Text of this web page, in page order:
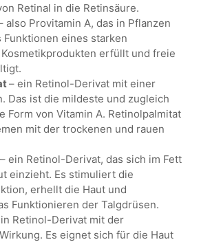
Retinal in die Retinsäure.
also Provitamin A, das in Pflanzen
Funktionen eines starken
erfüllt und freie
– ein Retinol-Derivat mit einer
Das ist die mildeste und zugleich
Form von Vitamin A. Retinolpalmitat
mit der trockenen und rauen
– ein Retinol-Derivat, das sich im Fett
einzieht. Es stimuliert die
erhellt die Haut und
Funktionieren der Talgdrüsen.
Retinol-Derivat mit der
Es eignet sich für die Haut